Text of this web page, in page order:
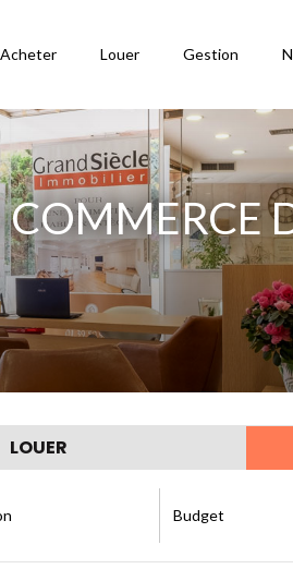
Acheter Louer Gestion
COMMERCE
LOUER
Budget